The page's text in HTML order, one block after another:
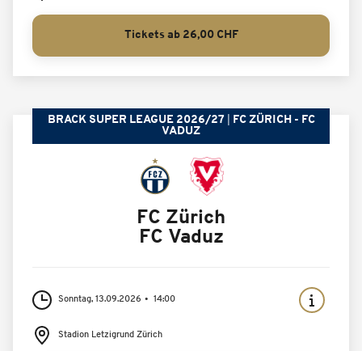
Tickets ab 26,00 CHF
BRACK SUPER LEAGUE 2026/27
FC ZÜRICH - FC
VADUZ
FC Zürich
FC Vaduz
Sonntag, 13.09.2026 14:00
Stadion Letzigrund Zürich